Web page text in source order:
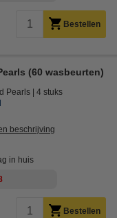
Bestellen
(60 wasbeurten)
Pearls
4 stuks
beschrijving
in huis
Bestellen